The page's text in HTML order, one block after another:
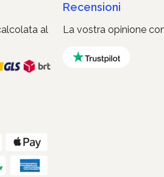
al
Recensioni
La vostra opinione